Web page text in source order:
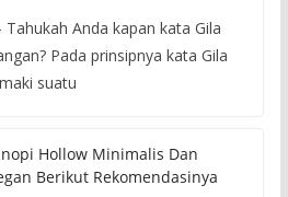
Anda kapan kata Gila
Pada prinsipnya kata Gila
suatu
Hollow Minimalis Dan
Berikut Rekomendasinya